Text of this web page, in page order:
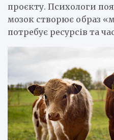
проєкту. Психологи
мозок створює образ
потребує ресурсів та